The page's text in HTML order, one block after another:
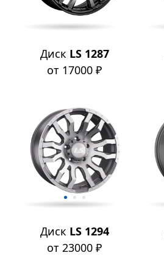
Диск LS 1287
от 17000 ₽
Диск LS 1294
от 23000 ₽